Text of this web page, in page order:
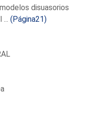
disuasorios
...(Página21)